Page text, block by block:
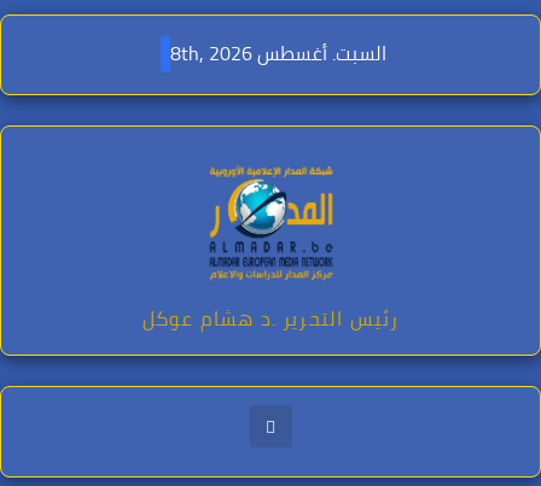
Skip
content
السبت. أغسطس 8th, 2026
رئيس التحرير .د هشام عوكل